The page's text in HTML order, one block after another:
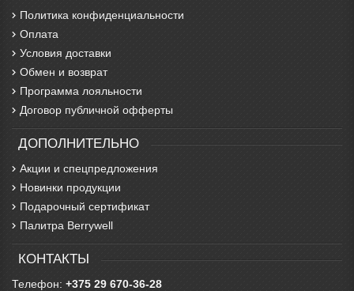
Политика конфиденциальности
Оплата
Условия доставки
Обмен и возврат
Программа лояльности
Договор публичной офферты
ДОПОЛНИТЕЛЬНО
Акции и спецпредложения
Новинки продукции
Подарочный сертификат
Палитра Berrywell
КОНТАКТЫ
Телефон: +375 29 670-36-28